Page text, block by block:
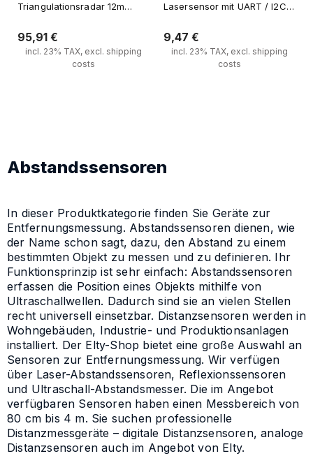
Triangulationsradar 12m
95,91 €
incl. 23% TAX, excl. shipping
costs
Lasersensor mit UART / I2C
Präzisionsentfernungsmesser
mit einer Reichweite von bis
9,47 €
incl. 23% TAX, excl. shipping
costs
Abstandssensoren
In dieser Produktkategorie finden Sie Geräte zur
Entfernungsmessung. Abstandssensoren dienen, wie
der Name schon sagt, dazu, den Abstand zu einem
bestimmten Objekt zu messen und zu definieren. Ihr
Funktionsprinzip ist sehr einfach: Abstandssensoren
erfassen die Position eines Objekts mithilfe von
Ultraschallwellen. Dadurch sind sie an vielen Stellen
recht universell einsetzbar. Distanzsensoren werden in
Wohngebäuden, Industrie- und Produktionsanlagen
installiert. Der Elty-Shop bietet eine große Auswahl an
Sensoren zur Entfernungsmessung. Wir verfügen
über Laser-Abstandssensoren, Reflexionssensoren
und Ultraschall-Abstandsmesser. Die im Angebot
verfügbaren Sensoren haben einen Messbereich von
80 cm bis 4 m. Sie suchen professionelle
Distanzmessgeräte – digitale Distanzsensoren, analoge
Distanzsensoren auch im Angebot von Elty.